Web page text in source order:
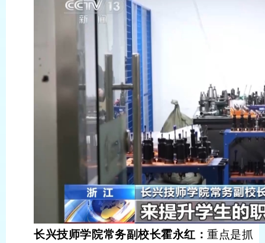
长兴技师学院常务副校长霍永红：重点是抓